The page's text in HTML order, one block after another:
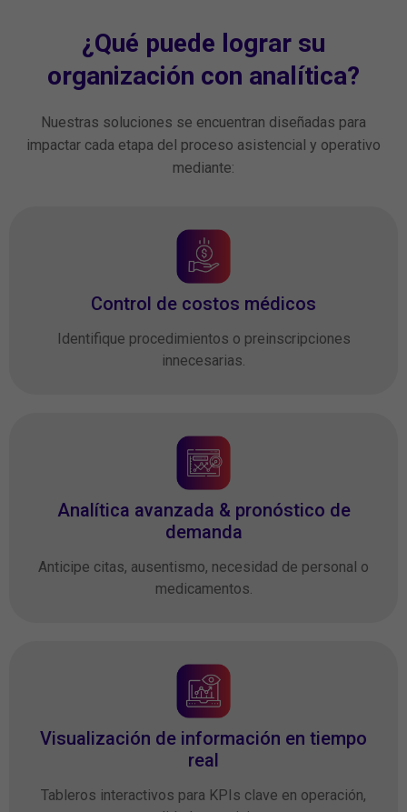
¿Qué puede lograr su
organización con analítica?
Nuestras soluciones se encuentran diseñadas para
impactar cada etapa del proceso asistencial y operativo
mediante:
Control de costos médicos
Identifique procedimientos o preinscripciones
innecesarias.
Analítica avanzada & pronóstico de
demanda
Anticipe citas, ausentismo, necesidad de personal o
medicamentos.
Visualización de información en tiempo
real
Tableros interactivos para KPIs clave en operación,